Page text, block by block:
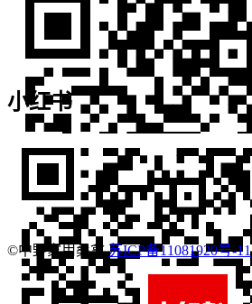
小红书
©中野家用桑拿苏ICP备11081920号-11